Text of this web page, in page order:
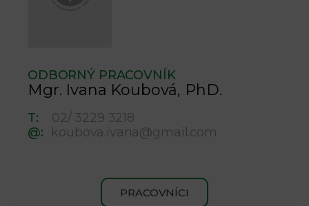
ODBORNÝ PRACOVNÍK
Mgr. Ivana Koubová, PhD.
T:
02/ 3229 3218
@:
koubova.ivana@gmail.com
PRACOVNÍCI